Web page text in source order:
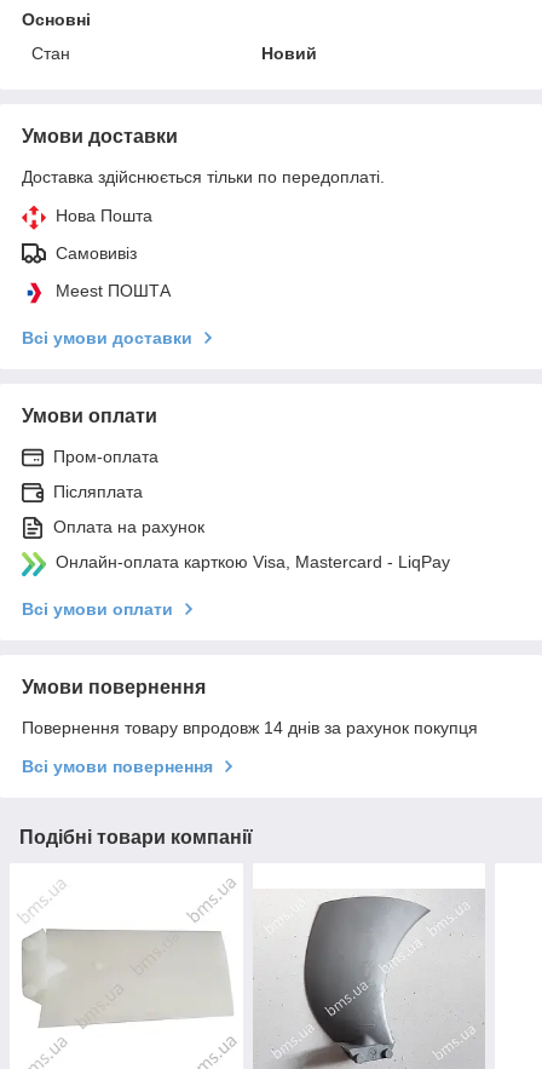
Основні
Стан
Новий
Умови доставки
Доставка здійснюється тільки по передоплаті.
Нова Пошта
Самовивіз
Meest ПОШТА
Всі умови доставки
Умови оплати
Пром-оплата
Післяплата
Оплата на рахунок
Онлайн-оплата карткою Visa, Mastercard - LiqPay
Всі умови оплати
Умови повернення
Повернення товару впродовж 14 днів за рахунок покупця
Всі умови повернення
Подібні товари компанії